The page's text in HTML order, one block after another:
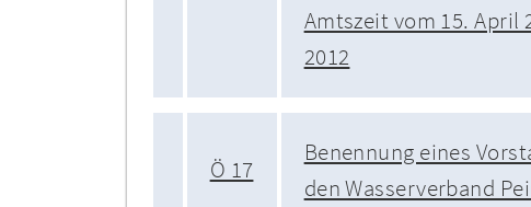
Amtszeit vom 15. April
2012
Ö 17
Benennung eines
den Wasserverband